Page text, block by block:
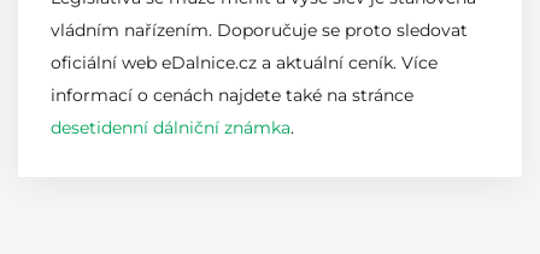
vládním nařízením. Doporučuje se proto sledovat
oficiální web eDalnice.cz a aktuální ceník. Více
informací o cenách najdete také na stránce
desetidenní dálniční známka.